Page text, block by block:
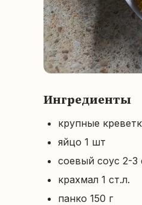
Ингредиенты
крупные
яйцо 1 шт
соевый соус 2-3
крахмал 1 ст.л.
панко 150 г